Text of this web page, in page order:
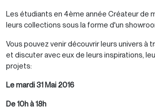
Les étudiants en 4ème année Créateur de
leurs collections sous la forme d'un
Vous pouvez venir découvrir leurs univers à
et discuter avec eux de leurs inspirations,
projets:
Le mardi 31 Mai 2016
De 10h à 18h